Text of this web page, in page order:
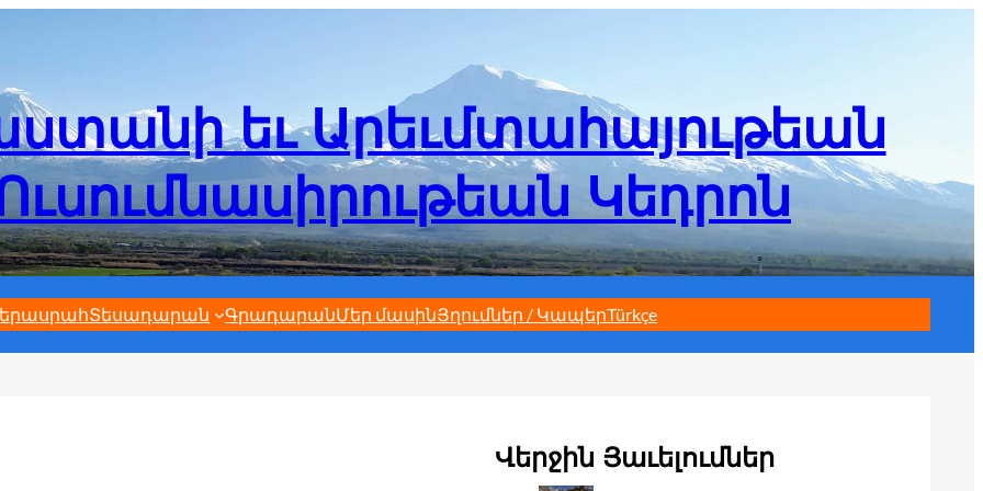
եւ Արեւմտահայութեան
Կեդրոն
Տեսադարան ԳրադարանՄեր մասինՅղումներ / ԿապերTürkçe
Վերջին Յաւելումներ